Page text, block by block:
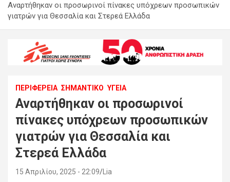
Αναρτήθηκαν οι προσωρινοί πίνακες υπόχρεων προσωπικών
γιατρών για Θεσσαλία και Στερεά Ελλάδα
ΠΕΡΙΦΕΡΕΙΑ ΣΗΜΑΝΤΙΚΟ ΥΓΕΙΑ
Αναρτήθηκαν οι προσωρινοί
πίνακες υπόχρεων προσωπικών
γιατρών για Θεσσαλία και
Στερεά Ελλάδα
15 Απριλίου, 2025 - 22:09 Lia